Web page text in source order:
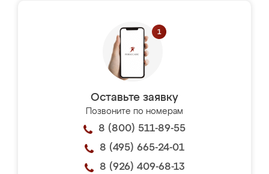
Оставьте заявку
Позвоните по номерам
8 (800) 511-89-55
8 (495) 665-24-01
8 (926) 409-68-13